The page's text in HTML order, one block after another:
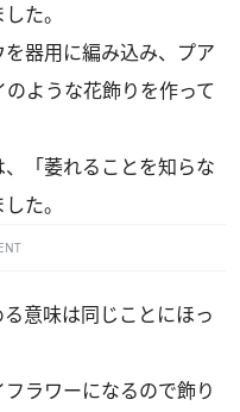
た。
器用に編み込み、プア
ような花飾りを作って
「萎れることを知らな
た。
意味は同じことにほっ
ラワーになるので飾り